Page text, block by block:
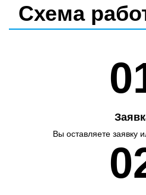
Схема
Вы оставляете заявку